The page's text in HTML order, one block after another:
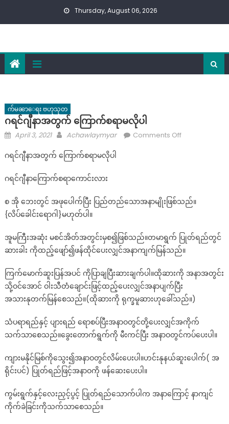
Thursday, August 06, 2026
က်မၼာေရး ဗဟုသုတ
ဂရင်ဂျီနာအတွက် ကြောက်စရာမလိုပါ
Posted
April 3, 2021 Author
Achawlaymyar Comments Offon
လို
ဂရင်ဂျီနာအတွက် ကြောက်စရာမလိုပါ
ဂရင်ဂျီနာကြောက်စရာကောင်းလား
စ အို ဘေးတွင် အဖုပေါက်ပြီး ပြည်တည်သောအနာမျိုးဖြစ်သည်။
{လိပ်ခေါင်းရောဂါ}မဟုတ်ပါ။
အူမကြီးအဆုံး မစင်အိတ်အတွင်းမှစ၍ဖြစ်သည်။တမာရွက် ပြုတ်ရည်တွင်
ဆားခါး ကိုထည့်ဖျော်၍ဖန်ထိုင်ပေးလျှင်အနာကျက်မြန်သည်။
ကြက်မောက်ဆူးပြန်အပင် ကိုပြာချပြီးဆားချက်ပါ။ထိုဆားကို အနာအတွင်း
သို့ဝင်အောင် ဝါးသီတံချောင်းဖြင့်ထည့်ပေးလျှင်အနာပျက်ပြီး
အသားနုတက်မြန်စေသည်။(ထိုဆားကို ရုက္ခမူဆားဟုခေါ်သည်။)
သံပရာရည်နှင့် ပျားရည် ရောစပ်ပြီးအနာဝတွင်တို့ပေးလျှင်အကိုက်
သက်သာစေသည်။ခွေးတောက်ရွက်ကို မီးကင်ပြီး အနာဝတွင်ကပ်ပေးပါ။
ကျားမနိုင်မြစ်ကိုသွေး၍အနာဝတွင်လိမ်းပေးပါ။ဟင်းနုနယ်ဆူးပေါက်( အ
ရိုင်းပင်) ပြုတ်ရည်ဖြင့်အနာဝကို ဖန်ဆေးပေးပါ။
ကွမ်းရွက်နှင့်လေးညှင့်ပွင့် ပြုတ်ရည်သောက်ပါက အနာကြောင့် နာကျင်
ကိုက်ခဲခြင်းကိုသက်သာစေသည်။